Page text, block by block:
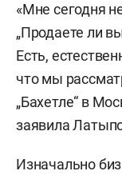
«Мне сегодня
„Продаете ли
Есть,
что мы
„Бахетле“ в
заявила
Изначально